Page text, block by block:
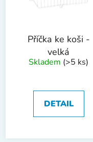
Příčka ke koši -
velká
Skladem (>5 ks)
DETAIL